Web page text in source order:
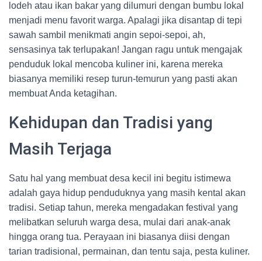
lodeh atau ikan bakar yang dilumuri dengan bumbu lokal
menjadi menu favorit warga. Apalagi jika disantap di tepi
sawah sambil menikmati angin sepoi-sepoi, ah,
sensasinya tak terlupakan! Jangan ragu untuk mengajak
penduduk lokal mencoba kuliner ini, karena mereka
biasanya memiliki resep turun-temurun yang pasti akan
membuat Anda ketagihan.
Kehidupan dan Tradisi yang
Masih Terjaga
Satu hal yang membuat desa kecil ini begitu istimewa
adalah gaya hidup penduduknya yang masih kental akan
tradisi. Setiap tahun, mereka mengadakan festival yang
melibatkan seluruh warga desa, mulai dari anak-anak
hingga orang tua. Perayaan ini biasanya diisi dengan
tarian tradisional, permainan, dan tentu saja, pesta kuliner.